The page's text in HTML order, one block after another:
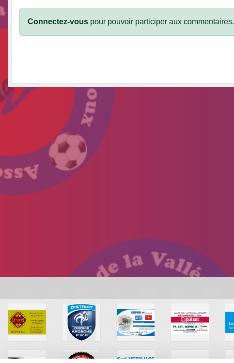
Connectez-vous pour pouvoir participer aux commentaires.